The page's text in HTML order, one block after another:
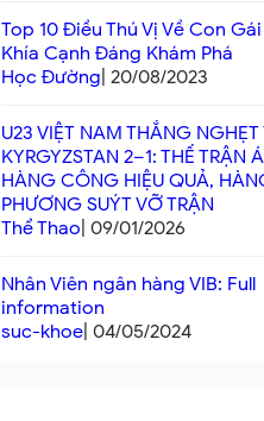
Top 10 Điều Thú Vị Về Con
Khía Cạnh Đáng Khám Phá
Học Đường | 20/08/2023
U23 VIỆT NAM THẮNG NGHẸT
KYRGYZSTAN 2–1: THẾ TRẬN
HÀNG CÔNG HIỆU QUẢ,
PHƯƠNG SUÝT VỠ TRẬN
Thể Thao | 09/01/2026
Nhân Viên ngân hàng VIB: Full
information
suc-khoe | 04/05/2024